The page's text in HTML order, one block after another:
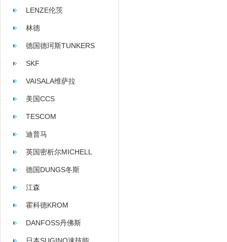
LENZE伦茨
林德
德国德珂斯TUNKERS
SKF
VAISALA维萨拉
美国CCS
TESCOM
迪普马
英国密析尔MICHELL
德国DUNGS冬斯
江森
霍科德KROM
DANFOSS丹佛斯